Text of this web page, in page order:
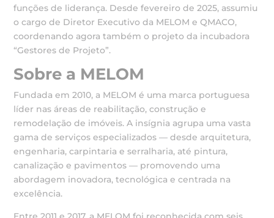
funções de liderança. Desde fevereiro de 2025, assumiu
o cargo de Diretor Executivo da MELOM e QMACO,
coordenando agora também o projeto da incubadora
“Gestores de Projeto”.
Sobre a MELOM
Fundada em 2010, a MELOM é uma marca portuguesa
líder nas áreas de reabilitação, construção e
remodelação de imóveis. A insígnia agrupa uma vasta
gama de serviços especializados — desde arquitetura,
engenharia, carpintaria e serralharia, até pintura,
canalização e pavimentos — promovendo uma
abordagem inovadora, tecnológica e centrada na
excelência.